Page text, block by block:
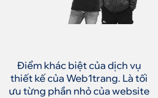
Điểm khác biệt của dịch vụ
thiết kế của Web1trang. Là tối
ưu từng phần nhỏ của website